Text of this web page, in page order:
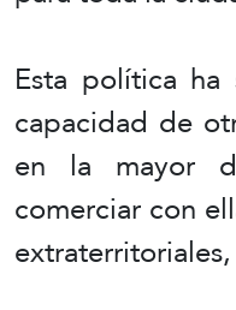
Esta política
capacidad de
en la mayor
comerciar con